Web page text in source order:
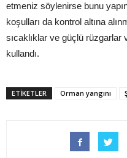
etmeniz söylenirse bunu
koşulları da kontrol altına
sıcaklıklar ve güçlü rüzgarlar
kullandı.
ETIKETLER Orman yangını